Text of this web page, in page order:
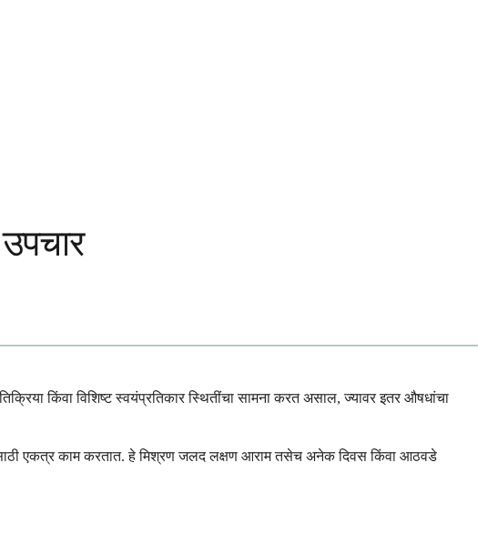
किंवा विशिष्ट स्वयंप्रतिकार स्थितींचा सामना करत असाल, ज्यावर इतर औषधांचा
एकत्र काम करतात. हे मिश्रण जलद लक्षण आराम तसेच अनेक दिवस किंवा आठवडे